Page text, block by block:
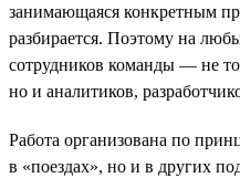
занимающаяся конкретным
разбирается. Поэтому на
сотрудников команды — не
но и аналитиков,
Работа организована по
в «поездах», но и в других